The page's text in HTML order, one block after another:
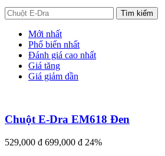
Tìm kiếm
Mới nhất
Phổ biến nhất
Đánh giá cao nhất
Giá tăng
Giá giảm dần
Chuột E-Dra EM618 Đen
529,000 đ 699,000 đ 24%